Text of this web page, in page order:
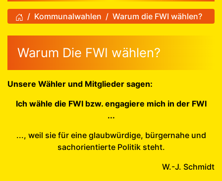
Kommunalwahlen Warum die FWI wählen?
Informationen zu
Warum Die FWI wählen?
Unsere Wähler und Mitglieder sagen:
Ich wähle die FWI bzw. engagiere mich in der FWI
...
..., weil sie für eine glaubwürdige, bürgernahe und
sachorientierte Politik steht.
W.-J. Schmidt